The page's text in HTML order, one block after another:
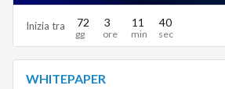
Inizia tra 72 3 11 39
WHITEPAPER